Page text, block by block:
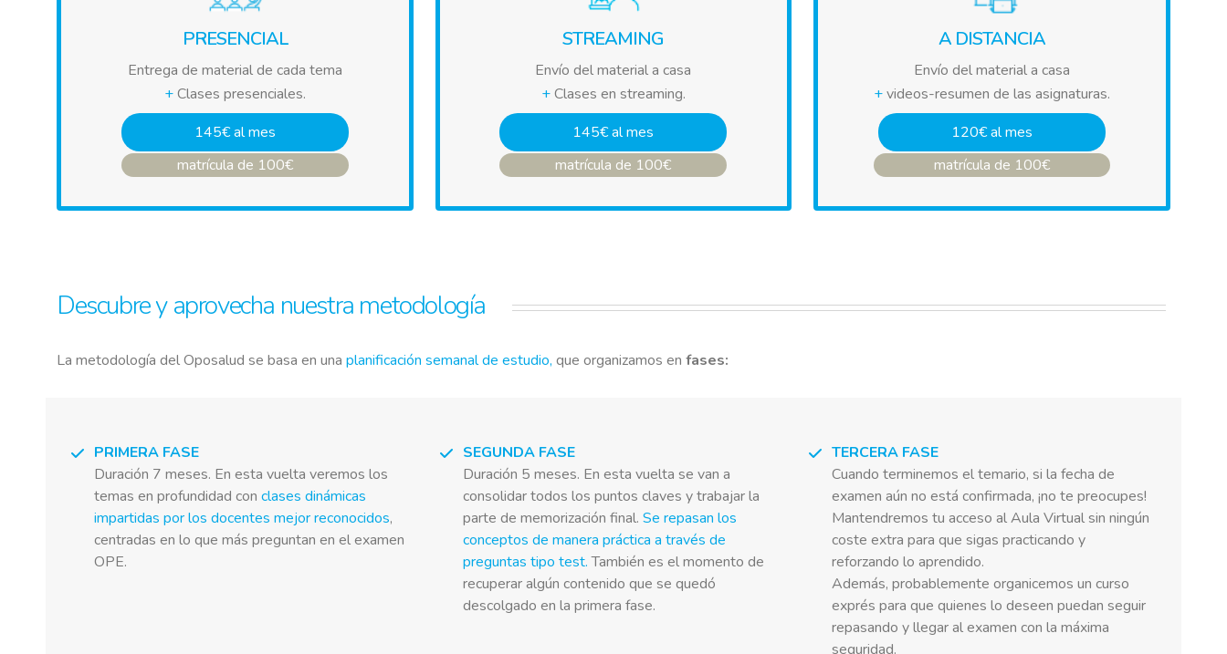
PRESENCIAL
Entrega de material de cada tema
+Clases presenciales.
145€ al mes
matrícula de 100€
STREAMING
Envío del material a casa
+Clases en streaming.
145€ al mes
matrícula de 100€
A DISTANCIA
Envío del material a casa
+videos-resumen de las asignaturas.
120€ al mes
matrícula de 100€
Descubre y aprovecha nuestra metodología
La metodología del Oposalud se basa en una planificación semanal de estudio, que organizamos en fases:
PRIMERA FASE
Duración 7 meses. En esta vuelta veremos los
temas en profundidad con clases dinámicas
impartidas por los docentes mejor reconocidos,
centradas en lo que más preguntan en el examen
OPE.
SEGUNDA FASE
Duración 5 meses. En esta vuelta se van a
consolidar todos los puntos claves y trabajar la
parte de memorización final. Se repasan los
conceptos de manera práctica a través de
preguntas tipo test.También es el momento de
recuperar algún contenido que se quedó
descolgado en la primera fase.
TERCERA FASE
Cuando terminemos el temario, si la fecha de
examen aún no está confirmada, ¡no te preocupes!
Mantendremos tu acceso al Aula Virtual sin ningún
coste extra para que sigas practicando y
reforzando lo aprendido.
Además, probablemente organicemos un curso
exprés para que quienes lo deseen puedan seguir
repasando y llegar al examen con la máxima
seguridad.